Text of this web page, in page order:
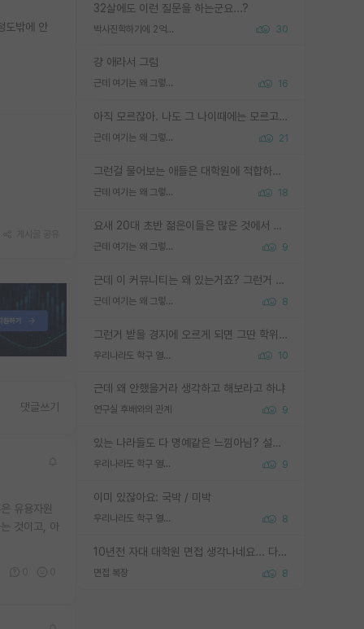
32살에도 이런 질문을 하는군요...?
박사진학하기에 2억은 괜찮은 (?) 정도의 경제력인가요 30
걍 애라서 그럼
근데 여기는 왜 그렇게 SPK를 물어보는거임? 16
아직 모르잖아. 나도 그 나이때에는 모르고 평가 받고 안심하고 싶었어.
근데 여기는 왜 그렇게 SPK를 물어보는거임? 21
그런걸 물어보는 애들은 대학원에 적합하지 않다
근데 여기는 왜 그렇게 SPK를 물어보는거임? 18
요새 20대 초반 젊은이들은 많은 것에서 가성비를 따지더라고요. 내가 이 정도 인풋을 넣었을 때 그만큼 아웃풋이 나올 것인가? 사실 아웃풋이 인풋 대비 리니어하게 나오지 않는 영역을 시도하기 싫어한다는 느낌입니다.
근데 여기는 왜 그렇게 SPK를 물어보는거임? 9
근데 이 커뮤니티는 왜 있는거죠? 그런거 쉽게 물어볼수있어서 있는거 아닌가요? 그렇게 보기 싫으면 커뮤니티도 하지마시지 그러면
근데 여기는 왜 그렇게 SPK를 물어보는거임? 8
그런거 받을 경지에 오르게 되면 그딴 학위명이 필요없음
우리나라도 학구 열풍보면 Higher Doctorate 학위가 필요하다고 봅니다. 10
근데 왜 안했을거라 생각하고 해보라고 하냐
연구실 후배와의 관계 9
있는 나라들도 다 명예같은 느낌아님? 설마 박사끼리 등급나눠서 학위수여하자 같은 헛소리는 아니지? ㅋㅋ
우리나라도 학구 열풍보면 Higher Doctorate 학위가 필요하다고 봅니다. 9
이미 있잖아요: 국박 / 미박
우리나라도 학구 열풍보면 Higher Doctorate 학위가 필요하다고 봅니다. 8
10년전 자대 대학원 면접 생각나네요... 다들 양복에 넥타이까지 하고 갔더니, 국회의원 출마하냐고 놀리셨던. (면접질문내용: 증명사진에선 두상이 계란형인데, 실제론 그렇지 않다. 증명사진이 뭘 증명하고 있는거냐)ㅋㅋㅋㅋ
면접 복장 8
도밖에 안
댓글쓰기
유용자원
것이고, 아